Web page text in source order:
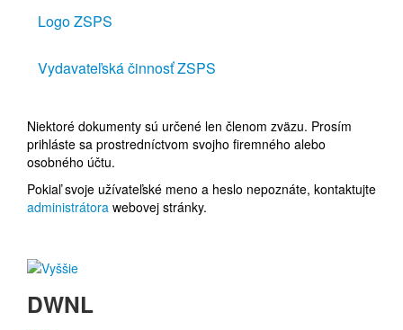
Logo ZSPS
Vydavateľská činnosť ZSPS
Niektoré dokumenty sú určené len členom zväzu. Prosím
prihláste sa prostredníctvom svojho firemného alebo
osobného účtu.
Pokiaľ svoje užívateľské meno a heslo nepoznáte, kontaktujte
administrátora webovej stránky.
DWNL